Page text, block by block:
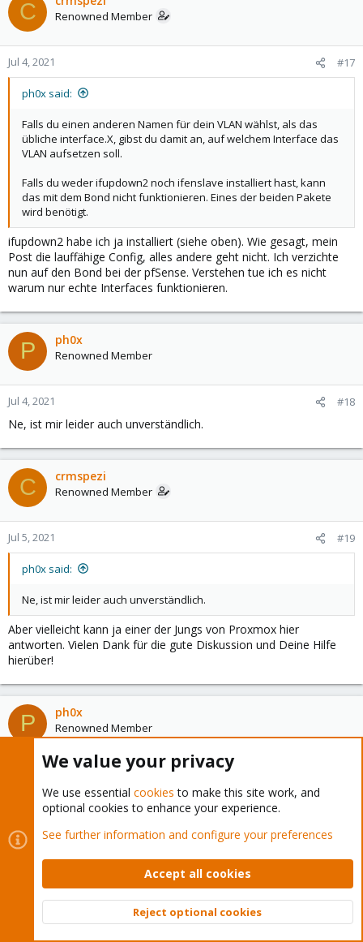
C Renowned Member
Jul 4, 2021 #17
ph0x said:
Falls du einen anderen Namen für dein VLAN wählst, als das
übliche interface.X, gibst du damit an, auf welchem Interface das
VLAN aufsetzen soll.
Falls du weder ifupdown2 noch ifenslave installiert hast, kann
das mit dem Bond nicht funktionieren. Eines der beiden Pakete
wird benötigt.
ifupdown2 habe ich ja installiert (siehe oben). Wie gesagt, mein
Post die lauffähige Config, alles andere geht nicht. Ich verzichte
nun auf den Bond bei der pfSense. Verstehen tue ich es nicht
warum nur echte Interfaces funktionieren.
P ph0x
Renowned Member
Jul 4, 2021 #18
Ne, ist mir leider auch unverständlich.
C crmspezi
Renowned Member
Jul 5, 2021 #19
ph0x said:
Ne, ist mir leider auch unverständlich.
Aber vielleicht kann ja einer der Jungs von Proxmox hier
antworten. Vielen Dank für die gute Diskussion und Deine Hilfe
hierüber!
P ph0x
Renowned Member
Viel gebracht hat's ja nicht.
Da auf lange Post selten noch neue Antworten kommen, würde
ich fast empfehlen, einen Bug im Tracker zu melden. Da schauen
dann auch die Leute drauf, die den Code kennen.
1 of 2 Next Last
You must log in or register to reply here. Top
We value your privacy
We use essential cookies to make this site work, and
optional cookies to enhance your experience.
See further information and configure your preferences
Accept all cookies
Reject optional cookies